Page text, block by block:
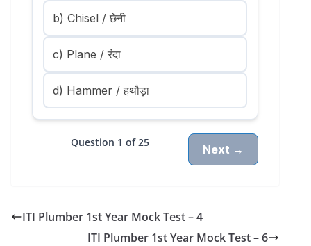
b) Chisel / छेनी
c) Plane / रंदा
d) Hammer / हथौड़ा
Question 1 of 25
Next →
ITI Plumber 1st Year Mock Test – 4
ITI Plumber 1st Year Mock Test – 6